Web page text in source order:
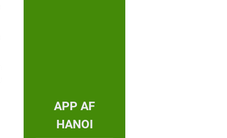
APP AF
HANOI